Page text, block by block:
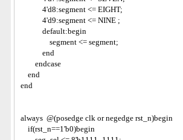
4'd8:segment <= EIGHT;
4'd9:segment <= NINE ;
default:begin
segment <= segment;
end
endcase
end
end
always  @(posedge clk or negedge rst_n)begin
if(rst_n==1'b0)begin